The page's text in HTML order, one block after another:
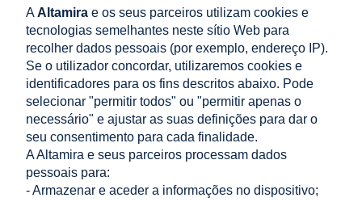
LOJA
AJUDA
A MINHA CONTA
INFORMAÇÃO
CONTACTO
AAltamira e os seus parceiros utilizam cookies e
tecnologias semelhantes neste sítio Web para
recolher dados pessoais (por exemplo, endereço IP).
Se o utilizador concordar, utilizaremos cookies e
identificadores para os fins descritos abaixo. Pode
selecionar "permitir todos" ou "permitir apenas o
necessário" e ajustar as suas definições para dar o
seu consentimento para cada finalidade.
A Altamira e seus parceiros processam dados
pessoais para:
- Armazenar e aceder a informações no dispositivo;